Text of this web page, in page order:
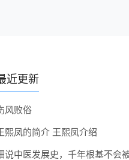
近更新
风败俗
熙凤的简介 王熙凤介绍